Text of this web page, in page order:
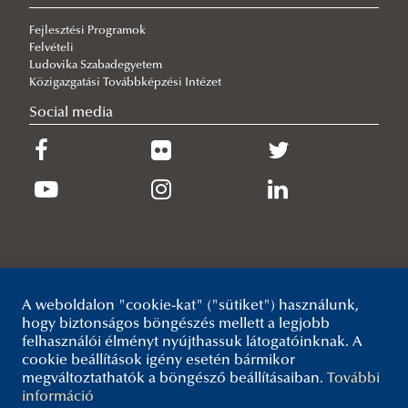
végrehajtás)
Modern rendészet educatioja
Konzorciumi partnerek
Kapcsolat
Határrendészeti Innovációs Program (HIP)
Bemutatkozás
Tevékenységek
Publikáció
Fejlesztési Programok
Felvételi
Ludovika Szabadegyetem
Közigazgatási Továbbképzési Intézet
Social media
A weboldalon "cookie-kat" ("sütiket") használunk,
hogy biztonságos böngészés mellett a legjobb
felhasználói élményt nyújthassuk látogatóinknak. A
cookie beállítások igény esetén bármikor
megváltoztathatók a böngésző beállításaiban. További
információ